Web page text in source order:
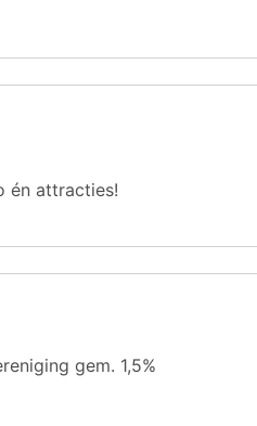
én attracties!
gem. 1,5%